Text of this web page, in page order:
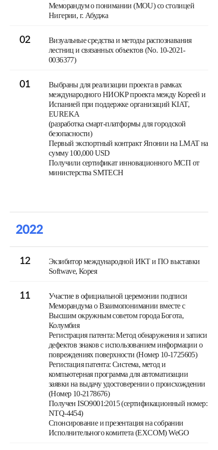
Меморандум о понимании (MOU) со столицей
Нигерии, г. Абуджа
02
Визуальные средства и методы распознавания
лестниц и связанных объектов (No. 10-2021-
0036377)
01
Выбраны для реализации проекта в рамках
международного НИОКР проекта между Кореей и
Испанией при поддержке организаций KIAT,
EUREKA
(разработка смарт-платформы для городской
безопасности)
Первый экспортный контракт Японии на LMAT на
сумму 100,000 USD
Получили сертификат инновационного МСП от
министерства SMTECH
2022
12
Экзибитор международной ИКТ и ПО выставки
Softwave, Корея
11
Участие в официальной церемонии подписи
Меморандума о Взаимопонимании вместе с
Высшим окружным советом города Богота,
Колумбия
Регистрация патента: Метод обнаружения и записи
дефектов знаков с использованием информации о
повреждениях поверхности (Номер 10-1725605)
Регистация патента: Система, метод и
компьютерная программа для автоматизации
заявки на выдачу удостоверении о происхождении
(Номер 10-2178676)
Получен ISO9001:2015 (сертификационный номер:
NTQ-4454)
Спонсирование и презентация на собрании
Исполнительного комитета (EXCOM) WeGO